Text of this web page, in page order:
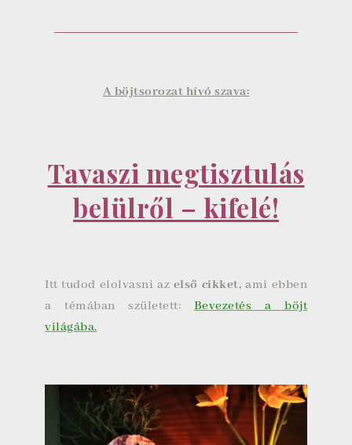
A böjtsorozat hívó szava:
Tavaszi megtisztulás
belülről – kifelé!
Itt tudod elolvasni az első cikket, ami ebben
a témában született: Bevezetés a böjt
világába.